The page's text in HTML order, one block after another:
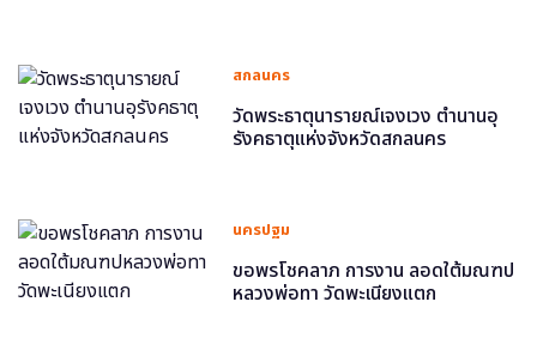
สกลนคร
วัดพระธาตุนารายณ์เจงเวง ตำนานอุ
รังคธาตุแห่งจังหวัดสกลนคร
นครปฐม
ขอพรโชคลาภ การงาน ลอดใต้มณฑป
หลวงพ่อทา วัดพะเนียงแตก